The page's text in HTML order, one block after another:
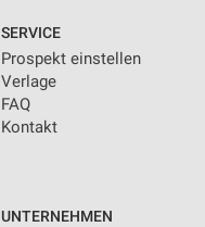
SERVICE
Prospekt einstellen
Verlage
FAQ
Kontakt
UNTERNEHMEN